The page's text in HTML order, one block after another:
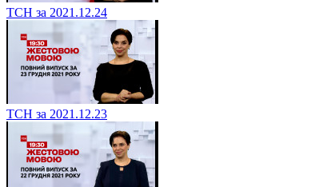
ТСН за 2021.12.24
ТСН за 2021.12.23